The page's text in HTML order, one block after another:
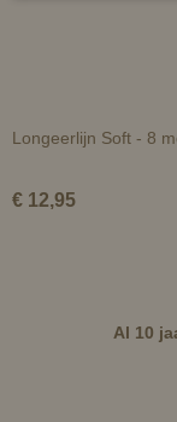
Longeerlijn Soft - 8
€ 12,95
Al 10